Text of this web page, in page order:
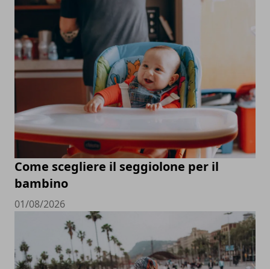
Come scegliere il seggiolone per il
bambino
01/08/2026